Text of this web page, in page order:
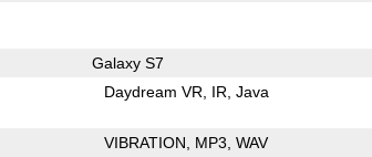
Galaxy S7
Daydream VR IR Java
VIBRATION MP3 WAV